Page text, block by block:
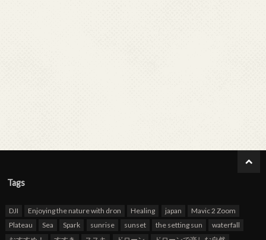
Tags
DJI Enjoying the nature with dron Healing japan
Mavic 2 Zoom
Plateau
Sea Spark sunrise sunset the setting sun
waterfall